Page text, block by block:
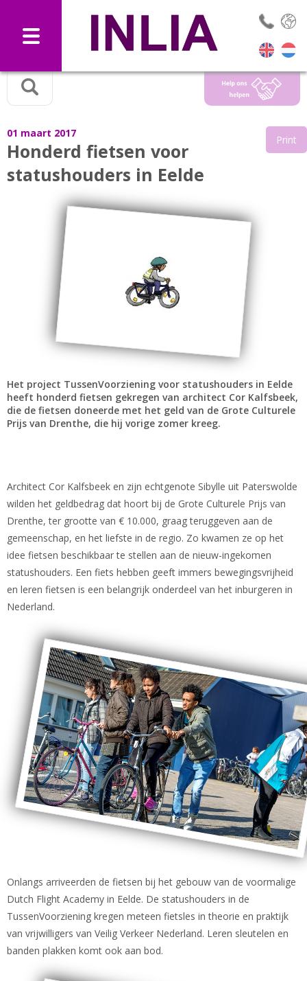
01 maart 2017
Honderd fietsen voor
statushouders in Eelde
Print
Het project TussenVoorziening voor statushouders in Eelde
heeft honderd fietsen gekregen van architect Cor Kalfsbeek,
die de fietsen doneerde met het geld van de Grote Culturele
Prijs van Drenthe, die hij vorige zomer kreeg.
Architect Cor Kalfsbeek en zijn echtgenote Sibylle uit Paterswolde
wilden het geldbedrag dat hoort bij de Grote Culturele Prijs van
Drenthe, ter grootte van € 10.000, graag teruggeven aan de
gemeenschap, en het liefste in de regio. Zo kwamen ze op het
idee fietsen beschikbaar te stellen aan de nieuw-ingekomen
statushouders. Een fiets hebben geeft immers bewegingsvrijheid
en leren fietsen is een belangrijk onderdeel van het inburgeren in
Nederland.
Onlangs arriveerden de fietsen bij het gebouw van de voormalige
Dutch Flight Academy in Eelde. De statushouders in de
TussenVoorziening kregen meteen fietsles in theorie en praktijk
van vrijwilligers van Veilig Verkeer Nederland. Leren sleutelen en
banden plakken komt ook aan bod.